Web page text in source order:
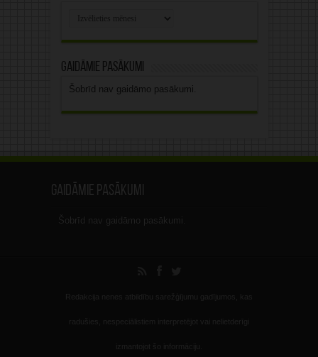
Gaidāmie pasākumi
Šobrīd nav gaidāmo pasākumi.
Gaidāmie pasākumi
Šobrīd nav gaidāmo pasākumi.
Redakcija nenes atbildību sarežģījumu gadījumos, kas